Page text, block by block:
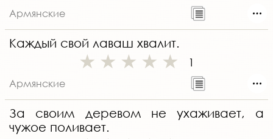
Армянские
Каждый свой лаваш хвалит.
1
Армянские
За своим деревом не ухаживает, а
чужое поливает.